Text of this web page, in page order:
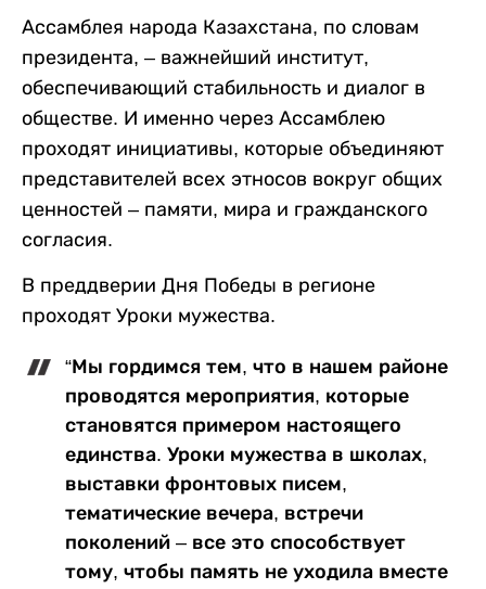
Ассамблея народа Казахстана, по словам
президента, – важнейший институт,
обеспечивающий стабильность и диалог в
обществе. И именно через Ассамблею
проходят инициативы, которые объединяют
представителей всех этносов вокруг общих
ценностей – памяти, мира и гражданского
согласия.
В преддверии Дня Победы в регионе
проходят Уроки мужества.
“Мы гордимся тем, что в нашем районе
проводятся мероприятия, которые
становятся примером настоящего
единства. Уроки мужества в школах,
выставки фронтовых писем,
тематические вечера, встречи
поколений – все это способствует
тому, чтобы память не уходила вместе